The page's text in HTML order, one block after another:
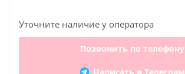
Уточните наличие у оператора
Позвонить по телефону